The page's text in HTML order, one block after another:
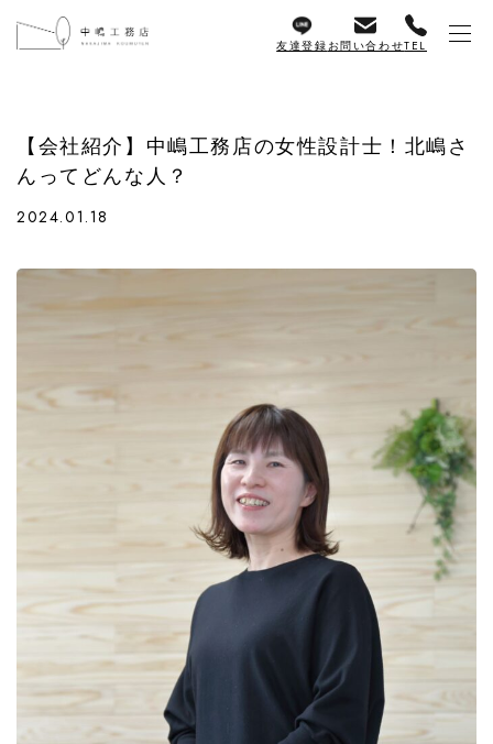
友達登録お問い合わせTEL
【会社紹介】中嶋工務店の女性設計士！北嶋さ
んってどんな人？
2024.01.18